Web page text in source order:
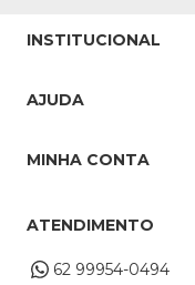
INSTITUCIONAL
Pedidos Whatsapp
Cupons
AJUDA
Troca e Devoluções
MINHA CONTA
Alterar Cadastro
ATENDIMENTO
62 99954-0494